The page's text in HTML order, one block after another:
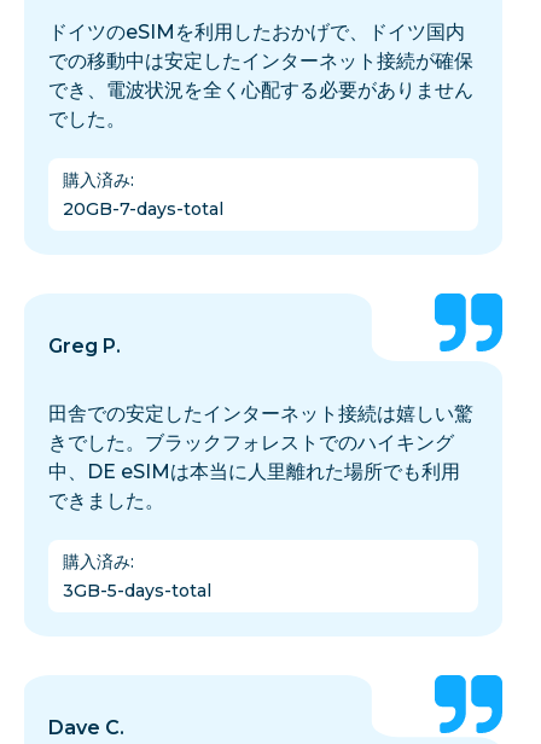
ドイツのeSIMを利用したおかげで、ドイツ国内
での移動中は安定したインターネット接続が確保
でき、電波状況を全く心配する必要がありません
でした。
購入済み:
20GB-7-days-total
Greg P.
田舎での安定したインターネット接続は嬉しい驚
きでした。ブラックフォレストでのハイキング
中、DE eSIMは本当に人里離れた場所でも利用
できました。
購入済み:
3GB-5-days-total
Dave C.